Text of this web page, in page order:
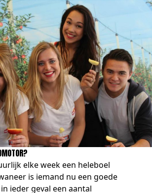
elke week een heleboel
is iemand nu een goede
ieder geval een aantal